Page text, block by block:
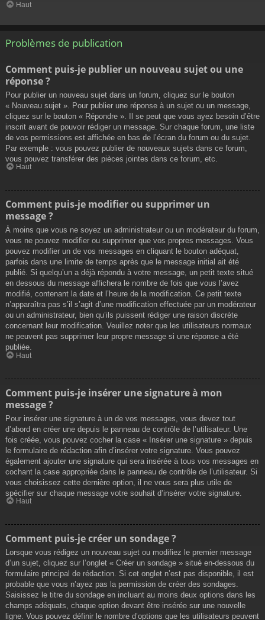
Haut
Problèmes de publication
Comment puis-je publier un nouveau sujet ou une
réponse ?
Pour publier un nouveau sujet dans un forum, cliquez sur le bouton
« Nouveau sujet ». Pour publier une réponse à un sujet ou un message,
cliquez sur le bouton « Répondre ». Il se peut que vous ayez besoin d’être
inscrit avant de pouvoir rédiger un message. Sur chaque forum, une liste
de vos permissions est affichée en bas de l’écran du forum ou du sujet.
Par exemple : vous pouvez publier de nouveaux sujets dans ce forum,
vous pouvez transférer des pièces jointes dans ce forum, etc.
Haut
Comment puis-je modifier ou supprimer un
message ?
À moins que vous ne soyez un administrateur ou un modérateur du forum,
vous ne pouvez modifier ou supprimer que vos propres messages. Vous
pouvez modifier un de vos messages en cliquant le bouton adéquat,
parfois dans une limite de temps après que le message initial ait été
publié. Si quelqu’un a déjà répondu à votre message, un petit texte situé
en dessous du message affichera le nombre de fois que vous l’avez
modifié, contenant la date et l’heure de la modification. Ce petit texte
n’apparaîtra pas s’il s’agit d’une modification effectuée par un modérateur
ou un administrateur, bien qu’ils puissent rédiger une raison discrète
concernant leur modification. Veuillez noter que les utilisateurs normaux
ne peuvent pas supprimer leur propre message si une réponse a été
publiée.
Haut
Comment puis-je insérer une signature à mon
message ?
Pour insérer une signature à un de vos messages, vous devez tout
d’abord en créer une depuis le panneau de contrôle de l’utilisateur. Une
fois créée, vous pouvez cocher la case « Insérer une signature » depuis
le formulaire de rédaction afin d’insérer votre signature. Vous pouvez
également ajouter une signature qui sera insérée à tous vos messages en
cochant la case appropriée dans le panneau de contrôle de l’utilisateur. Si
vous choisissez cette dernière option, il ne vous sera plus utile de
spécifier sur chaque message votre souhait d’insérer votre signature.
Haut
Comment puis-je créer un sondage ?
Lorsque vous rédigez un nouveau sujet ou modifiez le premier message
d’un sujet, cliquez sur l’onglet « Créer un sondage » situé en-dessous du
formulaire principal de rédaction. Si cet onglet n’est pas disponible, il est
probable que vous n’ayez pas la permission de créer des sondages.
Saisissez le titre du sondage en incluant au moins deux options dans les
champs adéquats, chaque option devant être insérée sur une nouvelle
ligne. Vous pouvez définir le nombre d’options que les utilisateurs peuvent